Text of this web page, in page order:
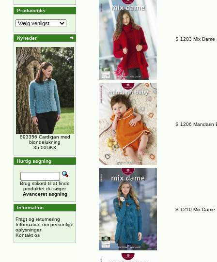
Producenter
Nyheder
893356 Cardigan med
blondelukning
35,00DKK
Hurtig søgning
Brug stikord til at finde
produktet du søger.
Avanceret søgning
Information
Fragt og returnering
Information om personlige
oplysninger
Kontakt os
S 1203 Mix Dame
S 1206 Mandarin
S 1210 Mix Dame